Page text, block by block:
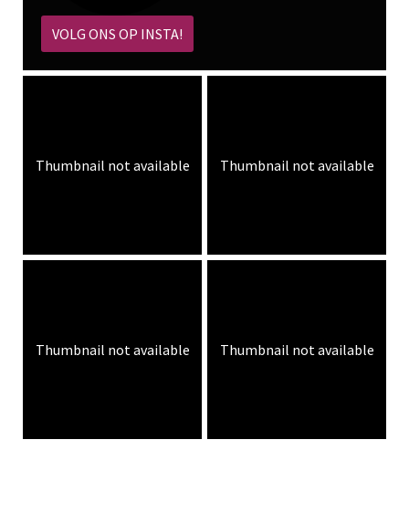
VOLG ONS OP INSTA!
Thumbnail not available Thumbnail not available
Thumbnail not available Thumbnail not available